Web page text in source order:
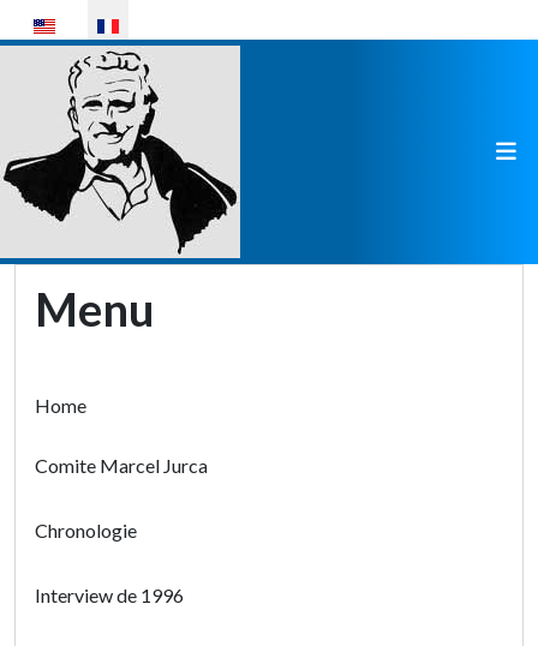
Sélectionnez votre langue
Menu
Home
Comite Marcel Jurca
Chronologie
Interview de 1996